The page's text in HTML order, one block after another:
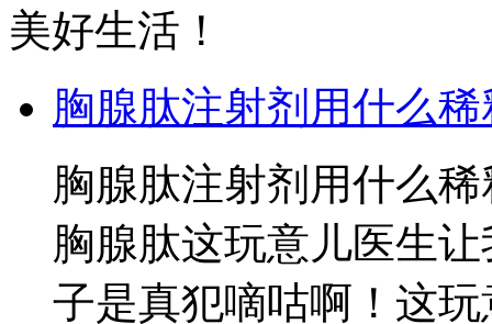
美好生活！
胸腺肽注射剂用什么稀
胸腺肽注射剂用什么
胸腺肽这玩意儿医生
子是真犯嘀咕啊！这